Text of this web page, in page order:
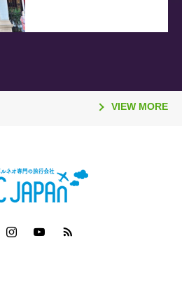
VIEW MORE
マレーシア短期留学モニタ
州 「サステナビリティ料
ェット機運航便 ターミナ